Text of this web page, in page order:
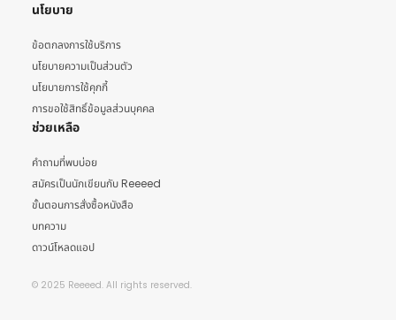
นโยบาย
ข้อตกลงการใช้บริการ
นโยบายความเป็นส่วนตัว
นโยบายการใช้คุกกี้
การขอใช้สิทธิ์ข้อมูลส่วนบุคคล
ช่วยเหลือ
คำถามที่พบบ่อย
สมัครเป็นนักเขียนกับ Reeeed
ขั้นตอนการสั่งซื้อหนังสือ
บทความ
ดาวน์โหลดแอป
© 2025 Reeeed. All rights reserved.